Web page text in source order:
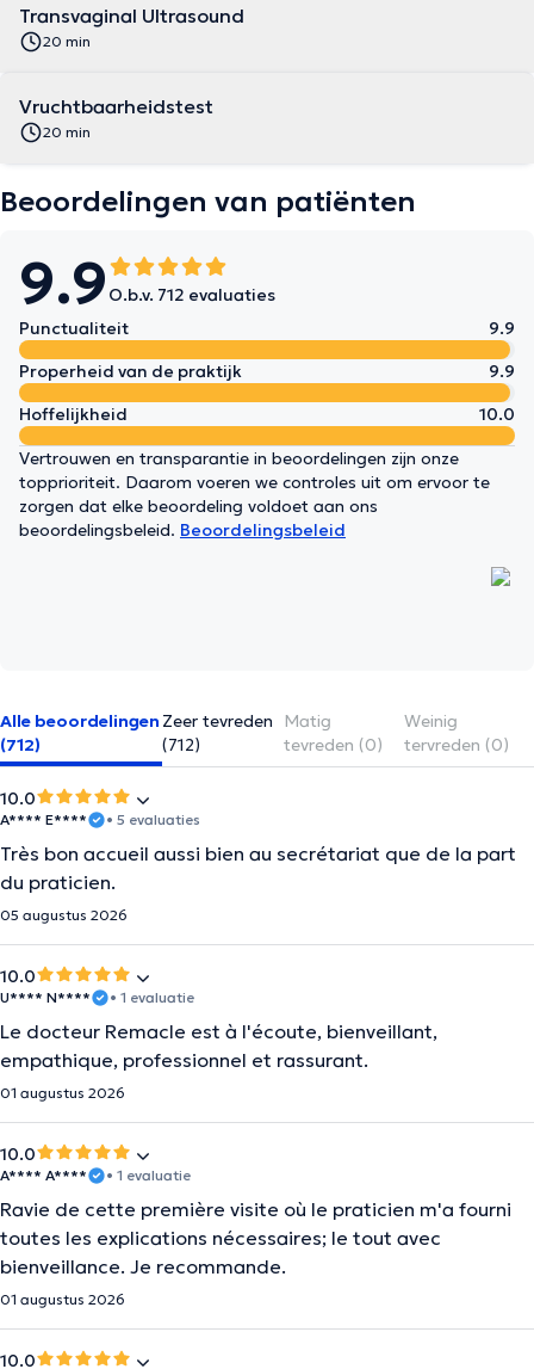
Transvaginal Ultrasound
20 min
Vruchtbaarheidstest
20 min
Beoordelingen van patiënten
9.9 O.b.v. 712 evaluaties
Punctualiteit
9.9
Properheid van de praktijk
9.9
Hoffelijkheid
10.0
Vertrouwen en transparantie in beoordelingen zijn onze
topprioriteit. Daarom voeren we controles uit om ervoor te
zorgen dat elke beoordeling voldoet aan ons
beoordelingsbeleid. Beoordelingsbeleid
Alle beoordelingen
(712)
Zeer tevreden
(712)
Matig
tevreden (0)
Weinig
tervreden (0)
10.0
A**** E**** • 5 evaluaties
Très bon accueil aussi bien au secrétariat que de la part
du praticien.
05 augustus 2026
10.0
U**** N**** • 1 evaluatie
Le docteur Remacle est à l'écoute, bienveillant,
empathique, professionnel et rassurant.
01 augustus 2026
10.0
A**** A**** • 1 evaluatie
Ravie de cette première visite où le praticien m'a fourni
toutes les explications nécessaires; le tout avec
bienveillance. Je recommande.
01 augustus 2026
10.0